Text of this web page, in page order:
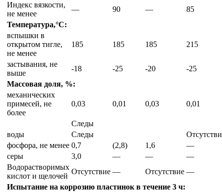
Индекс вязкости,
не менее
— 90 —
85
Температура,°С:
вспышки в
открытом тигле,
не менее
185 185 185 215
застывания, не
выше
-18 -25 -20
-25
Массовая доля, %:
механических
примесей, не
более
0,03 0,01 0,03 0,01
Следы
воды
Следы
фосфора, не менее 0,7 (2,8) 1,6
—
серы
3,0 — —
—
Водорастворимых
кислот и щелочей
Отсутствие — Отсутствие —
Испытание на коррозию пластинок в течение 3 ч: